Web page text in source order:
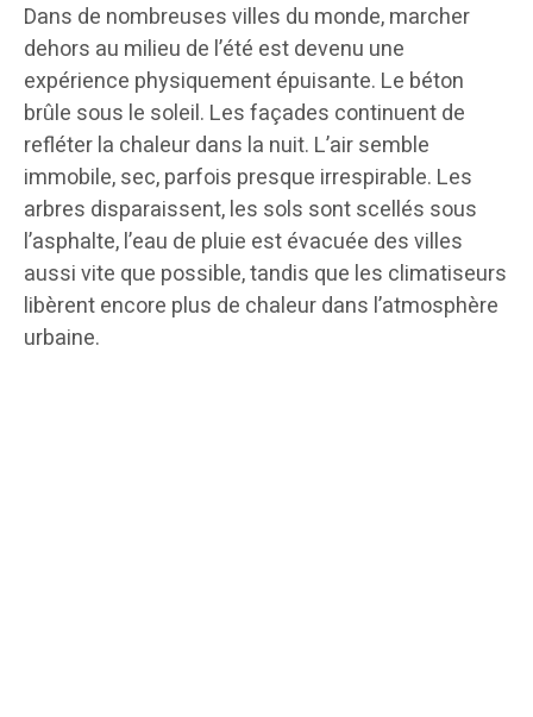
Dans de nombreuses villes du monde, marcher
dehors au milieu de l’été est devenu une
expérience physiquement épuisante. Le béton
brûle sous le soleil. Les façades continuent de
refléter la chaleur dans la nuit. L’air semble
immobile, sec, parfois presque irrespirable. Les
arbres disparaissent, les sols sont scellés sous
l’asphalte, l’eau de pluie est évacuée des villes
aussi vite que possible, tandis que les climatiseurs
libèrent encore plus de chaleur dans l’atmosphère
urbaine.